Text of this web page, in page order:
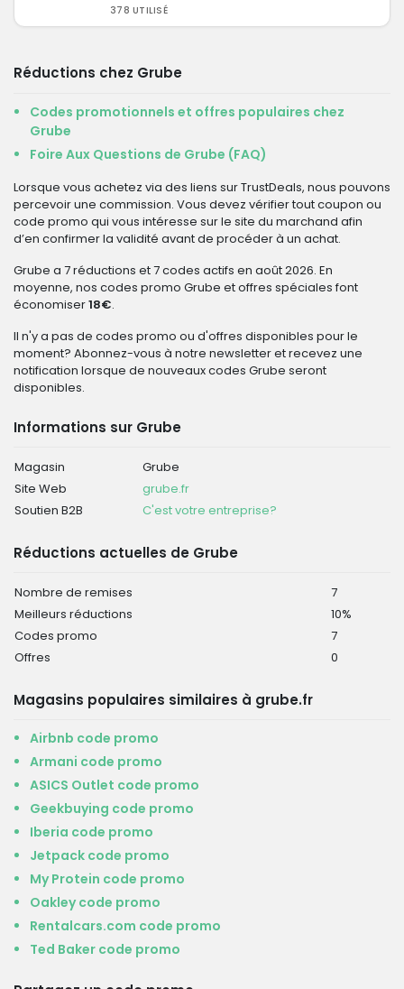
378 UTILISÉ
Réductions chez Grube
Codes promotionnels et offres populaires chez
Grube
Foire Aux Questions de Grube (FAQ)
Lorsque vous achetez via des liens sur TrustDeals, nous pouvons
percevoir une commission. Vous devez vérifier tout coupon ou
code promo qui vous intéresse sur le site du marchand afin
d’en confirmer la validité avant de procéder à un achat.
Grube a 7 réductions et 7 codes actifs en août 2026. En
moyenne, nos codes promo Grube et offres spéciales font
économiser18€.
Il n'y a pas de codes promo ou d'offres disponibles pour le
moment? Abonnez-vous à notre newsletter et recevez une
notification lorsque de nouveaux codes Grube seront
disponibles.
Informations sur Grube
Magasin
Grube
Site Web
grube.fr
Soutien B2B
C'est votre entreprise?
Réductions actuelles de Grube
Nombre de remises
7
Meilleurs réductions
10%
Codes promo
7
Offres
0
Magasins populaires similaires à grube.fr
Airbnb code promo
Armani code promo
ASICS Outlet code promo
Geekbuying code promo
Iberia code promo
Jetpack code promo
My Protein code promo
Oakley code promo
Rentalcars.com code promo
Ted Baker code promo